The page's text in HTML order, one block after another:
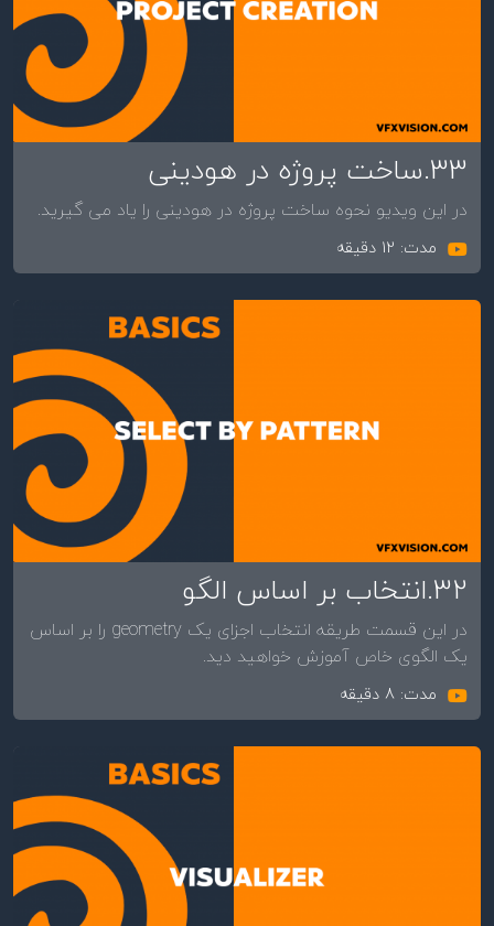
33.ساخت پروژه در هودینی
در این ویدیو نحوه ساخت پروژه در هودینی را یاد می گیرید.
مدت: 12 دقیقه
32.انتخاب بر اساس الگو
در این قسمت طریقه انتخاب اجزای یک geometry را بر اساس
یک الگوی خاص آموزش خواهید دید.
مدت: 8 دقیقه